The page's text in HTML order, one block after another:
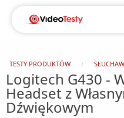
TESTY PRODUKTÓW
Logitech G430 -
Headset z
Dźwiękowym